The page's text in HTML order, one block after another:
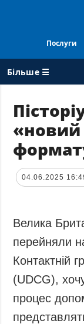
Послуги
Більше ☰
ВСI
Війна
Політика
Фактчеки
Світ
Регіони
Суcпільcтво
Культура
Діаcпора
«новий
04.06.2025
Велика
перейняли
Контактній
(UDCG),
процес